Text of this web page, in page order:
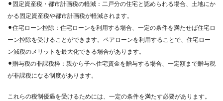
⚫︎固定資産税・都市計画税の軽減：二戸分の住宅と認められる場合、土地にか
かる固定資産税や都市計画税が軽減されます。
⚫︎住宅ローン控除：住宅ローンを利用する場合、一定の条件を満たせば住宅ロ
ーン控除を受けることができます。ペアローンを利用することで、住宅ロー
ン減税のメリットを最大化できる場合があります。
⚫︎贈与税の非課税枠：親から子へ住宅資金を贈与する場合、一定額まで贈与税
が非課税になる制度があります。
これらの税制優遇を受けるためには、一定の条件を満たす必要があります。